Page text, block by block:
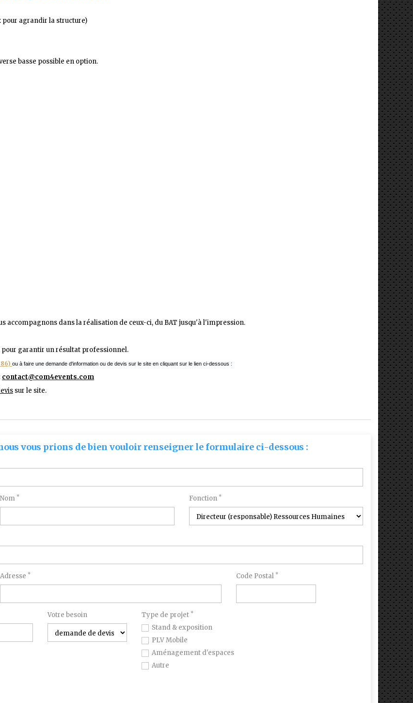
pour agrandir la structure)
basse possible en option.
accompagnons dans la réalisation de ceux-ci, du BAT jusqu'à l'impression.
pour garantir un résultat professionnel.
86) ou à faire une demande d'information ou de devis sur le site en cliquant sur le lien ci-dessous :
contact@com4events.com
sur le site.
vous prions de bien vouloir renseigner le formulaire ci-dessous :
Nom * Fonction *
Adresse * Code Postal *
Votre besoin Type de projet *
Stand & exposition
PLV Mobile
Aménagement d'espaces
Autre